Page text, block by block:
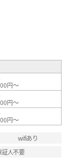
円～
円～
円～
wifiあり
証人不要